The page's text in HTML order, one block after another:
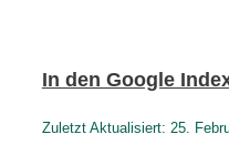
In den Google
Zuletzt Aktualisiert: 25.